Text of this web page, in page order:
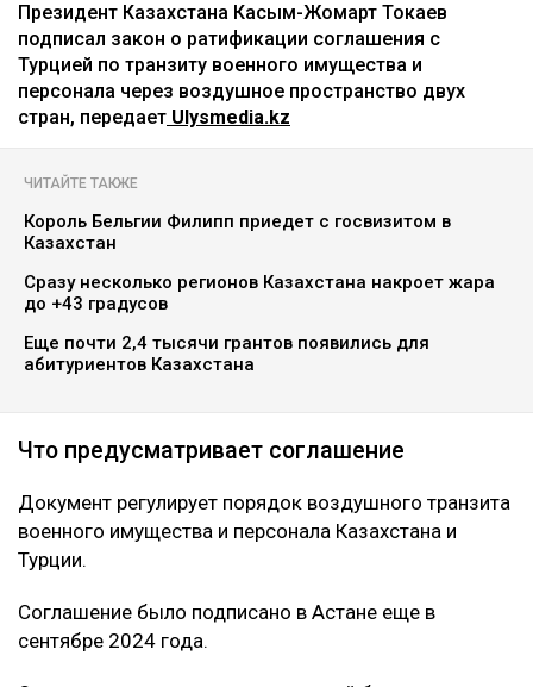
Президент Казахстана Касым-Жомарт Токаев
подписал закон о ратификации соглашения с
Турцией по транзиту военного имущества и
персонала через воздушное пространство двух
стран, передает Ulysmedia.kz
ЧИТАЙТЕ ТАКЖЕ
Король Бельгии Филипп приедет с госвизитом в
Казахстан
Сразу несколько регионов Казахстана накроет жара
до +43 градусов
Еще почти 2,4 тысячи грантов появились для
абитуриентов Казахстана
Что предусматривает соглашение
Документ регулирует порядок воздушного транзита
военного имущества и персонала Казахстана и
Турции.
Соглашение было подписано в Астане еще в
сентябре 2024 года.